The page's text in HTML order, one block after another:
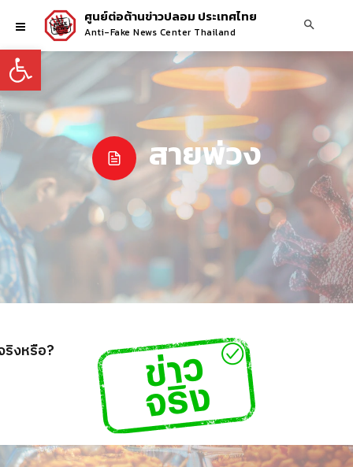
Open toolbar
ศูนย์ต่อต้านข่าวปลอม ประเทศไทย
Anti-Fake News Center Thailand
สายพ่วง
งหรือ?